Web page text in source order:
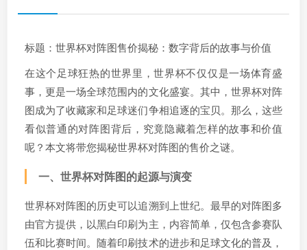
标题：世界杯对阵图售价揭秘：数字背后的故事与价值
在这个足球狂热的世界里，世界杯不仅仅是一场体育盛
事，更是一场全球范围内的文化盛宴。其中，世界杯对阵
图成为了收藏家和足球迷们争相追逐的宝贝。那么，这些
看似普通的对阵图背后，究竟隐藏着怎样的故事和价值
呢？本文将带您揭秘世界杯对阵图的售价之谜。
一、世界杯对阵图的起源与演变
世界杯对阵图的历史可以追溯到上世纪。最早的对阵图多
由官方提供，以黑白印刷为主，内容简单，仅包含参赛队
伍和比赛时间。随着印刷技术的进步和足球文化的普及，